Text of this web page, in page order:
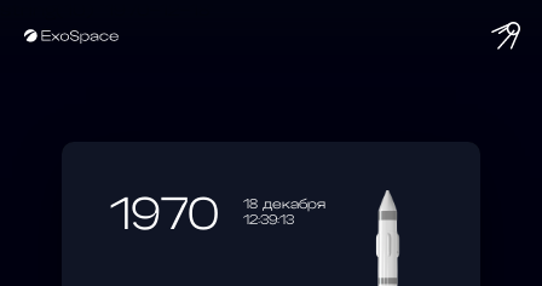
1970
18 декабря
12:39:13